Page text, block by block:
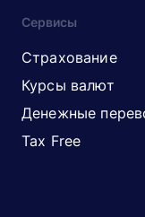
Сервисы
Страхование
Курсы валют
Денежные
Tax Free